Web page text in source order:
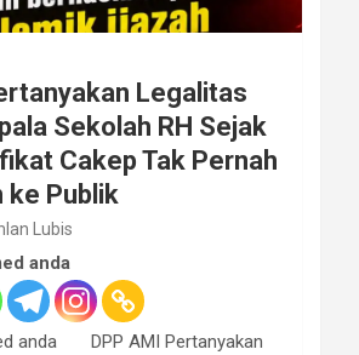
Legalitas
Sekolah RH Sejak
Cakep Tak Pernah
ke Publik
Lubis
anda
anda DPP AMI Pertanyakan